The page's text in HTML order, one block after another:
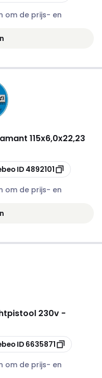
om de prijs- en
115x6,0x22,23
ID 4892101
om de prijs- en
230v -
ID 6635871
om de prijs- en